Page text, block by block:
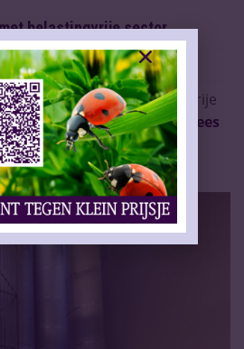
belastingvrije sector
Sep 2023
floreert in de belastingvrije
aan exclusieve pro ...
Lees